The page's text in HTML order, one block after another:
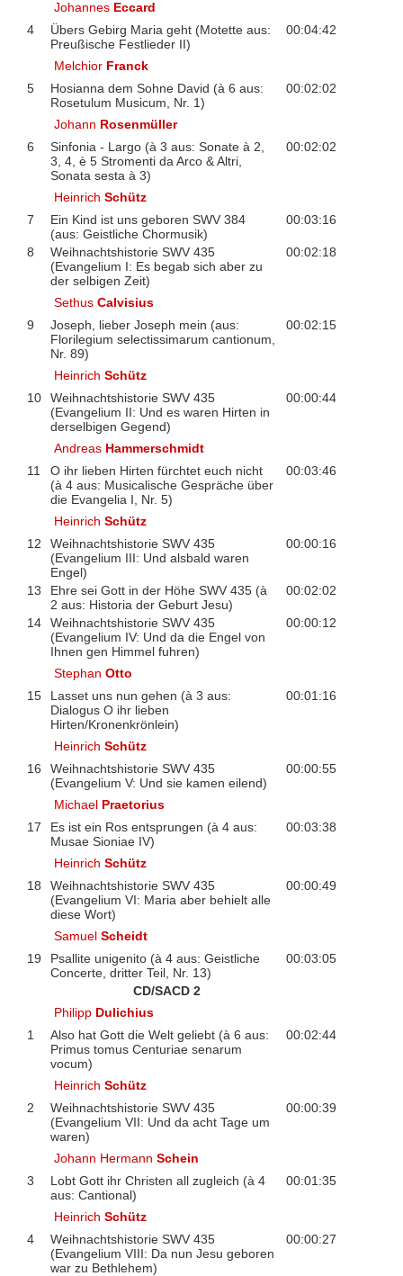
Johannes Eccard
4
Übers Gebirg Maria geht (Motette aus:
Preußische Festlieder II)
00:04:42
Melchior Franck
5
Hosianna dem Sohne David (à 6 aus:
Rosetulum Musicum, Nr. 1)
00:02:02
Johann Rosenmüller
6
Sinfonia - Largo (à 3 aus: Sonate à 2,
3, 4, è 5 Stromenti da Arco & Altri,
Sonata sesta à 3)
00:02:02
HeinrichSchütz
7
Ein Kind ist uns geboren SWV 384
(aus: Geistliche Chormusik)
00:03:16
8
Weihnachtshistorie SWV 435
(Evangelium I: Es begab sich aber zu
der selbigen Zeit)
00:02:18
SethusCalvisius
9
Joseph, lieber Joseph mein (aus:
Florilegium selectissimarum cantionum,
Nr. 89)
00:02:15
HeinrichSchütz
10
Weihnachtshistorie SWV 435
(Evangelium II: Und es waren Hirten in
derselbigen Gegend)
00:00:44
Andreas Hammerschmidt
11
O ihr lieben Hirten fürchtet euch nicht
(à 4 aus: Musicalische Gespräche über
die Evangelia I, Nr. 5)
00:03:46
HeinrichSchütz
12
Weihnachtshistorie SWV 435
(Evangelium III: Und alsbald waren
Engel)
00:00:16
13
Ehre sei Gott in der Höhe SWV 435 (à
2 aus: Historia der Geburt Jesu)
00:02:02
14
Weihnachtshistorie SWV 435
(Evangelium IV: Und da die Engel von
Ihnen gen Himmel fuhren)
00:00:12
StephanOtto
15
Lasset uns nun gehen (à 3 aus:
Dialogus O ihr lieben
Hirten/Kronenkrönlein)
00:01:16
HeinrichSchütz
16
Weihnachtshistorie SWV 435
(Evangelium V: Und sie kamen eilend)
00:00:55
Michael Praetorius
17
Es ist ein Ros entsprungen (à 4 aus:
Musae Sioniae IV)
00:03:38
HeinrichSchütz
18
Weihnachtshistorie SWV 435
(Evangelium VI: Maria aber behielt alle
diese Wort)
00:00:49
SamuelScheidt
19
Psallite unigenito (à 4 aus: Geistliche
Concerte, dritter Teil, Nr. 13)
00:03:05
CD/SACD 2
Philipp Dulichius
1
Also hat Gott die Welt geliebt (à 6 aus:
Primus tomus Centuriae senarum
vocum)
00:02:44
HeinrichSchütz
2
Weihnachtshistorie SWV 435
(Evangelium VII: Und da acht Tage um
waren)
00:00:39
Johann HermannSchein
3
Lobt Gott ihr Christen all zugleich (à 4
aus: Cantional)
00:01:35
HeinrichSchütz
4
Weihnachtshistorie SWV 435
(Evangelium VIII: Da nun Jesu geboren
war zu Bethlehem)
00:00:27